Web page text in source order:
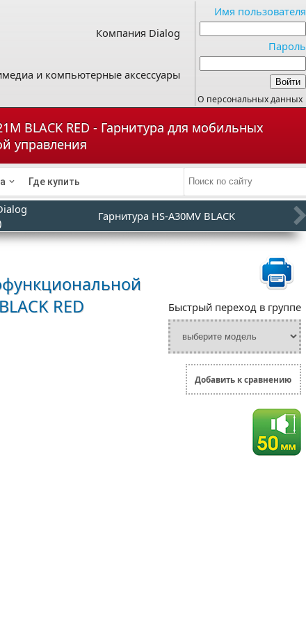
Компания Dialog
и компьютерные аксессуары
Имя пользователя
Пароль
О персональных данных
BLACK RED - Гарнитура для мобильных
управления
Где купить
Гарнитура HS-A30MV BLACK
RED Быстрый переход в группе
Добавить к сравнению